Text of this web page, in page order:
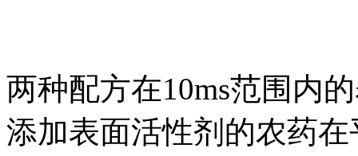
两种配方在10ms范围内
添加表面活性剂的农药